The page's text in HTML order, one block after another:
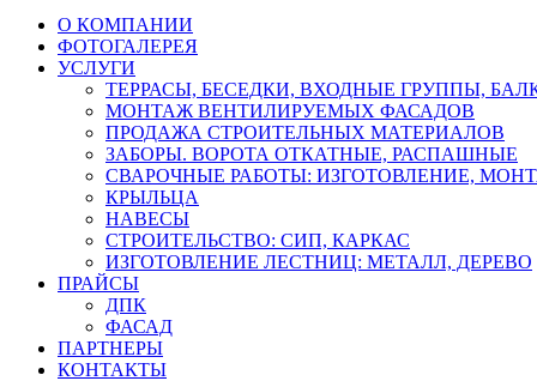
О КОМПАНИИ
ФОТОГАЛЕРЕЯ
УСЛУГИ
ТЕРРАСЫ, БЕСЕДКИ, ВХОДНЫЕ ГРУППЫ,
МОНТАЖ ВЕНТИЛИРУЕМЫХ ФАСАДОВ
ПРОДАЖА СТРОИТЕЛЬНЫХ МАТЕРИАЛОВ
ЗАБОРЫ. ВОРОТА ОТКАТНЫЕ, РАСПАШНЫЕ
СВАРОЧНЫЕ РАБОТЫ: ИЗГОТОВЛЕНИЕ,
КРЫЛЬЦА
НАВЕСЫ
СТРОИТЕЛЬСТВО: СИП, КАРКАС
ИЗГОТОВЛЕНИЕ ЛЕСТНИЦ: МЕТАЛЛ, ДЕРЕВО
ПРАЙСЫ
ДПК
ФАСАД
ПАРТНЕРЫ
КОНТАКТЫ